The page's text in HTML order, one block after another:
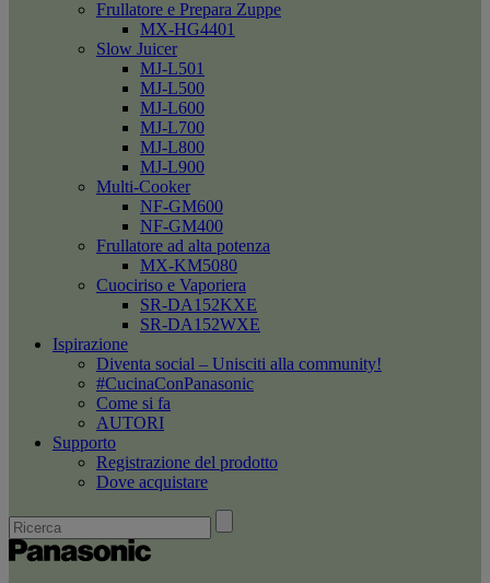
Frullatore e Prepara Zuppe
MX-HG4401
Slow Juicer
MJ-L501
MJ-L500
MJ-L600
MJ-L700
MJ-L800
MJ-L900
Multi-Cooker
NF-GM600
NF-GM400
Frullatore ad alta potenza
MX-KM5080
Cuociriso e Vaporiera
SR-DA152KXE
SR-DA152WXE
Ispirazione
Diventa social – Unisciti alla community!
#CucinaConPanasonic
Come si fa
AUTORI
Supporto
Registrazione del prodotto
Dove acquistare